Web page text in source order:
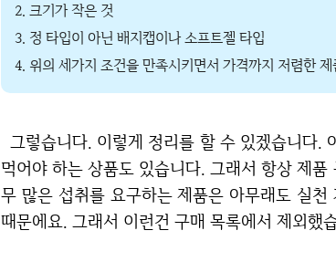
2. 크기가 작은 것
3. 정 타입이 아닌 배지캡이나 소프트젤 타입
4. 위의 세가지 조건을 만족시키면서 가격까지 저렴한 제
그렇습니다. 이렇게 정리를 할 수 있겠습니다. 아이허브의 수 많은 제품군을 살펴보면 하루에 막 4개씩
먹어야 하는 상품도 있습니다. 그래서 항상 제
무 많은 섭취를 요구하는 제품은 아무래도 실
때문에요. 그래서 이런건 구매 목록에서 제외했